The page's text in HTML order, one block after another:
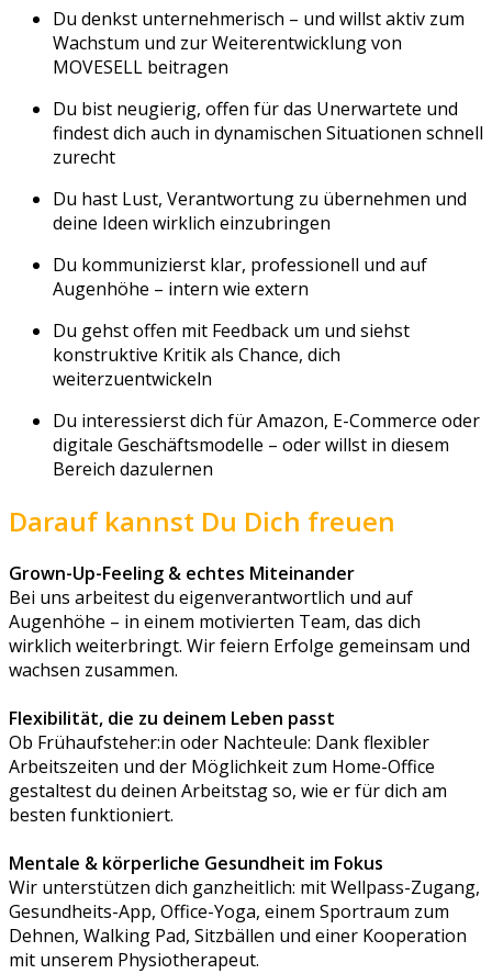
Du denkst unternehmerisch – und willst aktiv zum
Wachstum und zur Weiterentwicklung von
MOVESELL beitragen
Du bist neugierig, offen für das Unerwartete und
findest dich auch in dynamischen Situationen schnell
zurecht
Du hast Lust, Verantwortung zu übernehmen und
deine Ideen wirklich einzubringen
Du kommunizierst klar, professionell und auf
Augenhöhe – intern wie extern
Du gehst offen mit Feedback um und siehst
konstruktive Kritik als Chance, dich
weiterzuentwickeln
Du interessierst dich für Amazon, E-Commerce oder
digitale Geschäftsmodelle – oder willst in diesem
Bereich dazulernen
Darauf kannst Du Dich freuen
Grown-Up-Feeling & echtes Miteinander
Bei uns arbeitest du eigenverantwortlich und auf
Augenhöhe – in einem motivierten Team, das dich
wirklich weiterbringt. Wir feiern Erfolge gemeinsam und
wachsen zusammen.
Flexibilität, die zu deinem Leben passt
Ob Frühaufsteher:in oder Nachteule: Dank flexibler
Arbeitszeiten und der Möglichkeit zum Home-Office
gestaltest du deinen Arbeitstag so, wie er für dich am
besten funktioniert.
Mentale & körperliche Gesundheit im Fokus
Wir unterstützen dich ganzheitlich: mit Wellpass-Zugang,
Gesundheits-App, Office-Yoga, einem Sportraum zum
Dehnen, Walking Pad, Sitzbällen und einer Kooperation
mit unserem Physiotherapeut.